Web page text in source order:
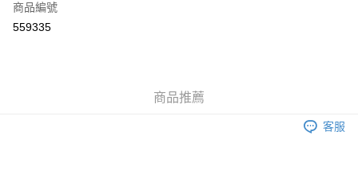
AlipayHK
每筆HK$40.00，滿HK$500.00或以上免運費
商品編號
559335
商品推薦
客服